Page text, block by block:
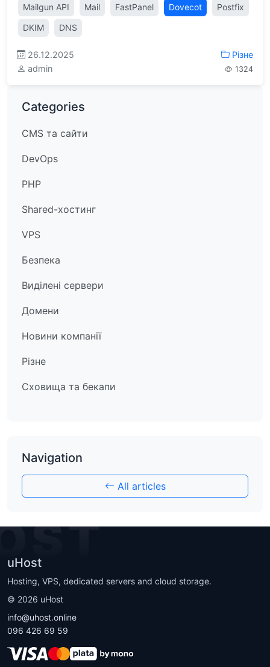
Mailgun API Mail FastPanel Dovecot
Postfix
DKIM
DNS
26.12.2025
admin
Різне
1324
Categories
CMS та сайти
DevOps
PHP
Shared-хостинг
VPS
Безпека
Виділені сервери
Домени
Новини компанії
Різне
Сховища та бекапи
Navigation
All articles
uHost
Hosting, VPS, dedicated servers and cloud storage.
© 2026 uHost
info@uhost.online
096 426 69 59